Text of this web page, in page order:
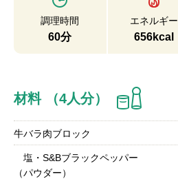
調理時間
60分
エネルギー
656kcal
材料 （4人分）
牛バラ肉ブロック
塩・S&Bブラックペッパー
（パウダー）